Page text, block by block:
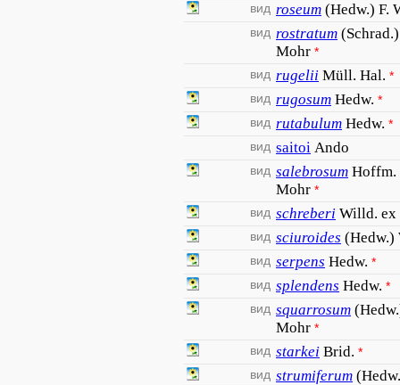
вид roseum (Hedw.) F.
вид rostratum
Mohr *
вид rugelii Müll. Hal. *
вид rugosum Hedw. *
вид rutabulum Hedw. *
вид saitoi Ando
вид salebrosum Hoffm.
Mohr *
вид schreberi Willd. ex
вид sciuroides (Hedw.)
вид serpens Hedw. *
вид splendens Hedw. *
вид squarrosum
Mohr *
вид starkei Brid. *
вид strumiferum